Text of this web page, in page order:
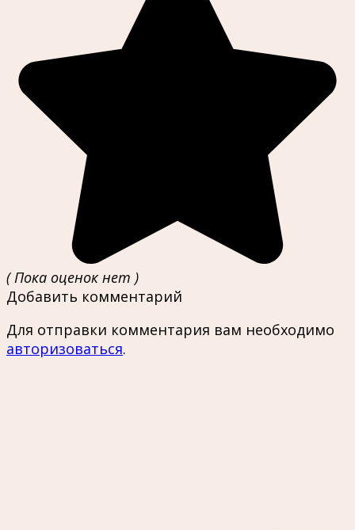
( Пока оценок нет )
Добавить комментарий
Для отправки комментария вам необходимо
авторизоваться.